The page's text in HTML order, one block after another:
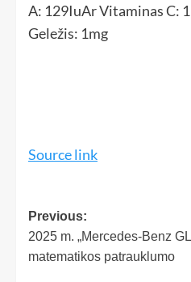
A: 129IuArVitaminas C:
Geležis: 1mg
Source link
Previous:
2025 m. „Mercedes-Benz
matematikos patrauklumo